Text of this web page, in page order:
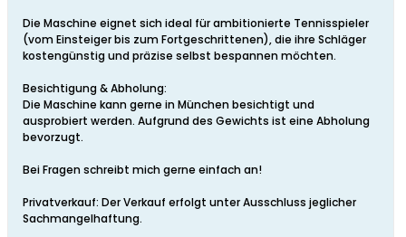
Die Maschine eignet sich ideal für ambitionierte Tennisspieler
(vom Einsteiger bis zum Fortgeschrittenen), die ihre Schläger
kostengünstig und präzise selbst bespannen möchten.
Besichtigung & Abholung:
Die Maschine kann gerne in München besichtigt und
ausprobiert werden. Aufgrund des Gewichts ist eine Abholung
bevorzugt.
Bei Fragen schreibt mich gerne einfach an!
Privatverkauf: Der Verkauf erfolgt unter Ausschluss jeglicher
Sachmangelhaftung.